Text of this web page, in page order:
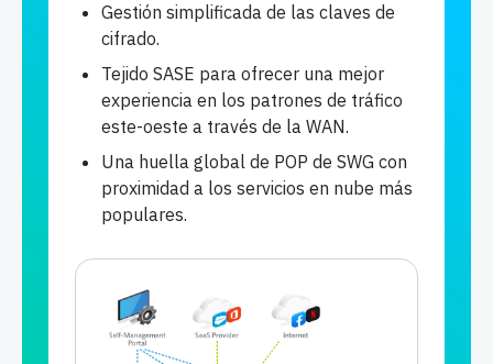
Gestión simplificada de las claves de
cifrado.
Tejido SASE para ofrecer una mejor
experiencia en los patrones de tráfico
este-oeste a través de la WAN.
Una huella global de POP de SWG con
proximidad a los servicios en nube más
populares.